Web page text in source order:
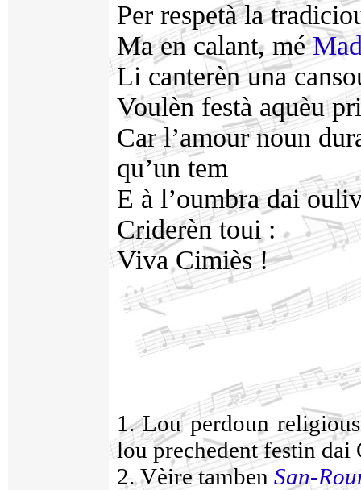
Per respetà la
Ma en calant, mé
Li canterèn una
Voulèn festà aquèu
Car l’amour noun
qu’un tem
E à l’oumbra dai
Criderèn toui :
Viva Cimiès !
1. Lou perdoun
lou prechedent festin dai
2. Vèire tamben San-